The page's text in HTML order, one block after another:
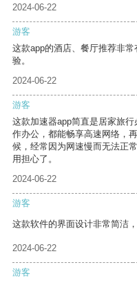
2024-06-22
游客
这款app的酒店、餐厅推荐非
验。
2024-06-22
游客
这款加速器app简直是居家旅
作办公，都能畅享高速网络，
候，经常因为网速慢而无法正
用担心了。
2024-06-22
游客
这款软件的界面设计非常简洁，
2024-06-22
游客